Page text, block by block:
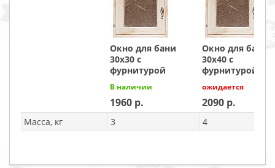
Окно для бани
30х30 с
фурнитурой
В наличии
1960
Окно для бани
30х40 с
фурнитурой
ожидается
2090
Масса, кг 3 4